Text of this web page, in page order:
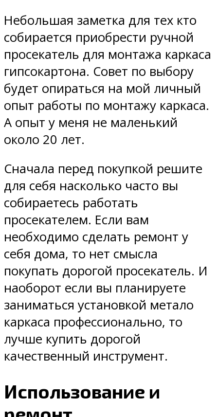
Небольшая заметка для тех кто
собирается приобрести ручной
просекатель для монтажа каркаса
гипсокартона. Совет по выбору
будет опираться на мой личный
опыт работы по монтажу каркаса.
А опыт у меня не маленький
около 20 лет.
Сначала перед покупкой решите
для себя насколько часто вы
собираетесь работать
просекателем. Если вам
необходимо сделать ремонт у
себя дома, то нет смысла
покупать дорогой просекатель. И
наоборот если вы планируете
заниматься установкой метало
каркаса профессионально, то
лучше купить дорогой
качественный инструмент.
Использование и